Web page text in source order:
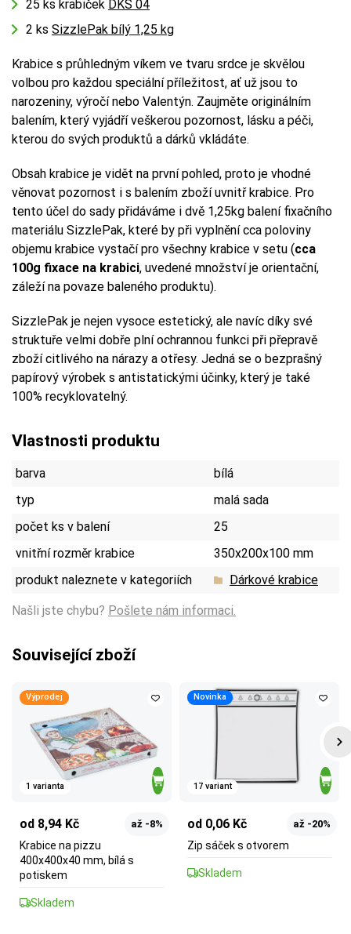
25 ks krabiček DKS 04
2 ks SizzlePak bílý 1,25 kg
Krabice s průhledným víkem ve tvaru srdce je skvělou
volbou pro každou speciální příležitost, ať už jsou to
narozeniny, výročí nebo Valentýn. Zaujměte originálním
balením, který vyjádří veškerou pozornost, lásku a péči,
kterou do svých produktů a dárků vkládáte.
Obsah krabice je vidět na první pohled, proto je vhodné
věnovat pozornost i s balením zboží uvnitř krabice. Pro
tento účel do sady přidáváme i dvě 1,25kg balení fixačního
materiálu SizzlePak, které by při vyplnění cca poloviny
objemu krabice vystačí pro všechny krabice v setu (cca
100g fixace na krabici, uvedené množství je orientační,
záleží na povaze baleného produktu).
SizzlePak je nejen vysoce estetický, ale navíc díky své
struktuře velmi dobře plní ochrannou funkci při přepravě
zboží citlivého na nárazy a otřesy. Jedná se o bezprašný
papírový výrobek s antistatickými účinky, který je také
100% recyklovatelný.
Vlastnosti produktu
barva
bílá
typ
malá sada
počet ks v balení
25
vnitřní rozměr krabice
350x200x100 mm
produkt naleznete v kategoriích
Dárkové krabice
Našli jste chybu? Pošlete nám informaci.
Související zboží
Výprodej
1 varianta
od 8,94 Kč až -8%
Krabice na pizzu
400x400x40 mm, bílá s
potiskem
Skladem
Novinka
17 variant
od 0,06 Kč až -20%
Zip sáček s otvorem
Skladem